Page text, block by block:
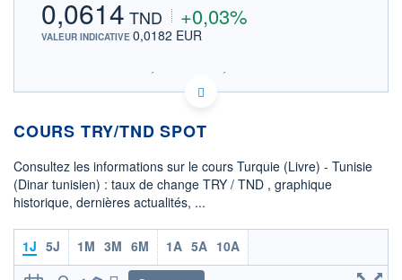
0,0614 TND +0,03%
VALEUR INDICATIVE 0,0182 EUR
SIX - FOREX 2 DONNÉES TEMPS RÉEL
Politique d'exécution
15h29
0,0615
OUVERTURE CLÔTURE VEILLE
COURS TRY/TND SPOT
Consultez les informations sur le cours Turquie (Livre) - Tunisie
(Dinar tunisien) : taux de change TRY / TND , graphique
historique, dernières actualités, ...
1J 5J 1M 3M 6M 1A 5A 10A